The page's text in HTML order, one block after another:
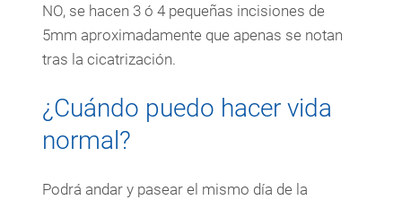
NO, se hacen 3 ó 4 pequeñas incisiones de
5mm aproximadamente que apenas se notan
tras la cicatrización.
¿Cuándo puedo hacer vida
normal?
Podrá andar y pasear el mismo día de la